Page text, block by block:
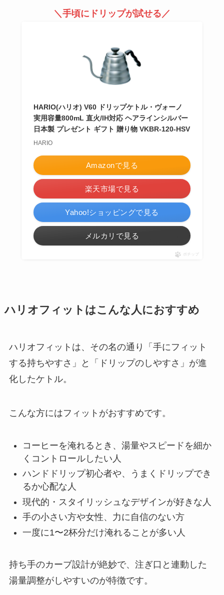
＼手頃にドリップが試せる／
HARIO(ハリオ) V60 ドリップケトル・ヴォーノ
実用容量800mL 直火/IH対応 ヘアラインシルバー
日本製 プレゼント ギフト 贈り物 VKBR-120-HSV
HARIO
Amazonで見る
楽天市場で見る
Yahoo!ショッピングで見る
メルカリで見る
ポチップ
ハリオフィットはこんな人におすすめ
ハリオフィットは、その名の通り「手にフィット
する持ちやすさ」と「ドリップのしやすさ」が進
化したケトル。
こんな方にはフィットがおすすめです。
コーヒーを淹れるとき、湯量やスピードを細か
くコントロールしたい人
ハンドドリップ初心者や、うまくドリップでき
るか心配な人
現代的・スタイリッシュなデザインが好きな人
手の小さい方や女性、力に自信のない方
一度に1〜2杯分だけ淹れることが多い人
持ち手のカーブ設計が絶妙で、注ぎ口と連動した
湯量調整がしやすいのが特徴です。